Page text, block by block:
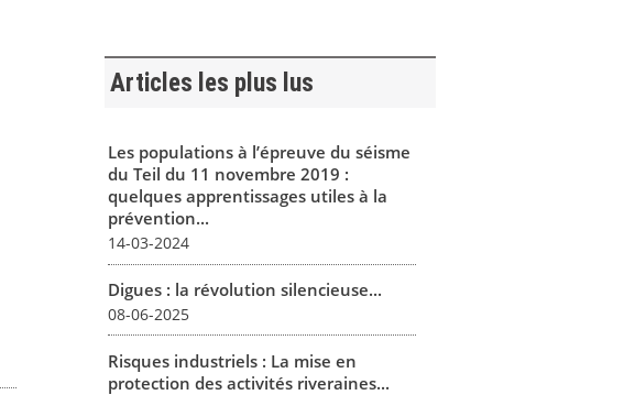
Articles les plus lus
Les populations à l’épreuve du séisme
du Teil du 11 novembre 2019 :
quelques apprentissages utiles à la
prévention...
14-03-2024
Digues : la révolution silencieuse...
08-06-2025
Risques industriels : La mise en
protection des activités riveraines...